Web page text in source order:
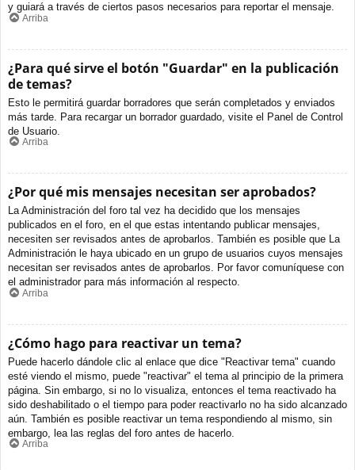
y guiará a través de ciertos pasos necesarios para reportar el mensaje.
Arriba
¿Para qué sirve el botón "Guardar" en la publicación
de temas?
Esto le permitirá guardar borradores que serán completados y enviados
más tarde. Para recargar un borrador guardado, visite el Panel de Control
de Usuario.
Arriba
¿Por qué mis mensajes necesitan ser aprobados?
La Administración del foro tal vez ha decidido que los mensajes
publicados en el foro, en el que estas intentando publicar mensajes,
necesiten ser revisados antes de aprobarlos. También es posible que La
Administración le haya ubicado en un grupo de usuarios cuyos mensajes
necesitan ser revisados antes de aprobarlos. Por favor comuníquese con
el administrador para más información al respecto.
Arriba
¿Cómo hago para reactivar un tema?
Puede hacerlo dándole clic al enlace que dice "Reactivar tema" cuando
esté viendo el mismo, puede "reactivar" el tema al principio de la primera
página. Sin embargo, si no lo visualiza, entonces el tema reactivado ha
sido deshabilitado o el tiempo para poder reactivarlo no ha sido alcanzado
aún. También es posible reactivar un tema respondiendo al mismo, sin
embargo, lea las reglas del foro antes de hacerlo.
Arriba